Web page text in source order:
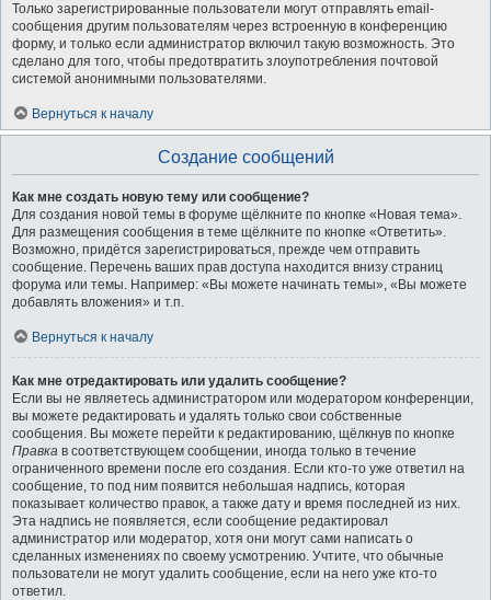
Только зарегистрированные пользователи могут отправлять email-
сообщения другим пользователям через встроенную в конференцию
форму, и только если администратор включил такую возможность. Это
сделано для того, чтобы предотвратить злоупотребления почтовой
системой анонимными пользователями.
Вернуться к началу
Создание сообщений
Как мне создать новую тему или сообщение?
Для создания новой темы в форуме щёлкните по кнопке «Новая тема».
Для размещения сообщения в теме щёлкните по кнопке «Ответить».
Возможно, придётся зарегистрироваться, прежде чем отправить
сообщение. Перечень ваших прав доступа находится внизу страниц
форума или темы. Например: «Вы можете начинать темы», «Вы можете
добавлять вложения» и т.п.
Вернуться к началу
Как мне отредактировать или удалить сообщение?
Если вы не являетесь администратором или модератором конференции,
вы можете редактировать и удалять только свои собственные
сообщения. Вы можете перейти к редактированию, щёлкнув по кнопке
Правка в соответствующем сообщении, иногда только в течение
ограниченного времени после его создания. Если кто-то уже ответил на
сообщение, то под ним появится небольшая надпись, которая
показывает количество правок, а также дату и время последней из них.
Эта надпись не появляется, если сообщение редактировал
администратор или модератор, хотя они могут сами написать о
сделанных изменениях по своему усмотрению. Учтите, что обычные
пользователи не могут удалить сообщение, если на него уже кто-то
ответил.